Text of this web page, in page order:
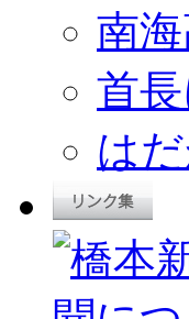
南
首長
は